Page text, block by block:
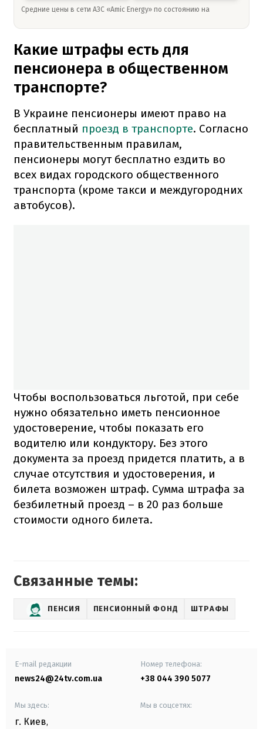
Средние цены в сети АЗС «Amic Energy» по состоянию на
Какие штрафы есть для
пенсионера в общественном
транспорте?
В Украине пенсионеры имеют право на
бесплатный проезд в транспорте. Согласно
правительственным правилам,
пенсионеры могут бесплатно ездить во
всех видах городского общественного
транспорта (кроме такси и междугородних
автобусов).
Чтобы воспользоваться льготой, при себе
нужно обязательно иметь пенсионное
удостоверение, чтобы показать его
водителю или кондуктору. Без этого
документа за проезд придется платить, а в
случае отсутствия и удостоверения, и
билета возможен штраф. Сумма штрафа за
безбилетный проезд – в 20 раз больше
стоимости одного билета.
Связанные темы:
ПЕНСИЯ ПЕНСИОННЫЙ ФОНД ШТРАФЫ
E-mail редакции
news24@24tv.com.ua
Номер телефона:
+38 044 390 5077
Мы здесь:
г. Киев,
Мы в соцсетях: